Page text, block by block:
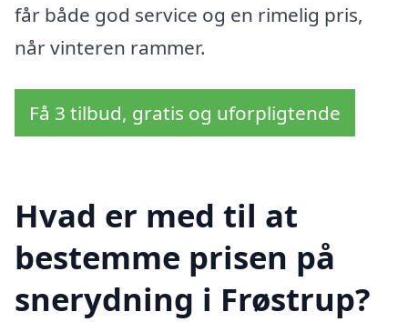
får både god service og en rimelig pris,
når vinteren rammer.
Få 3 tilbud, gratis og uforpligtende
Hvad er med til at
bestemme prisen på
snerydning i Frøstrup?